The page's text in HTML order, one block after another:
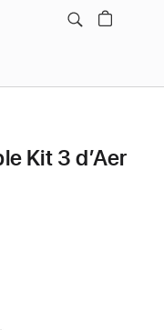
Kit 3 d’Aer